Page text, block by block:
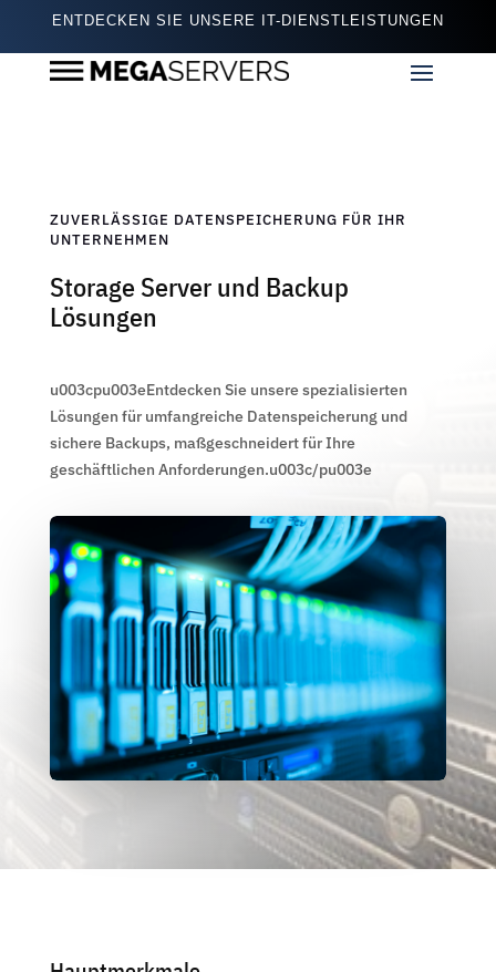
ENTDECKEN SIE UNSERE IT-DIENSTLEISTUNGEN
ZUVERLÄSSIGE DATENSPEICHERUNG FÜR IHR
UNTERNEHMEN
Storage Server und Backup
Lösungen
u003cpu003eEntdecken Sie unsere spezialisierten
Lösungen für umfangreiche Datenspeicherung und
sichere Backups, maßgeschneidert für Ihre
geschäftlichen Anforderungen.u003c/pu003e